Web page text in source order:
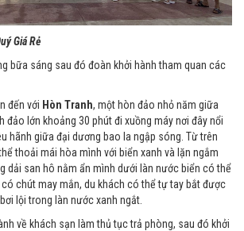
Giá Rẻ
bữa sáng sau đó đoàn khởi hành tham quan các
đến với Hòn Tranh, một hòn đảo nhỏ năm giữa
đảo lớn khoảng 30 phút đi xuồng máy nơi đây nổi
hãnh giữa đại dương bao la ngập sóng. Từ trên
thoải mái hòa mình với biển xanh và lặn ngắm
dải san hô nằm ẩn mình dưới làn nước biển có thể
có chút may mắn, du khách có thể tự tay bắt được
lội trong làn nước xanh ngắt.
về khách sạn làm thủ tục trả phòng, sau đó khởi